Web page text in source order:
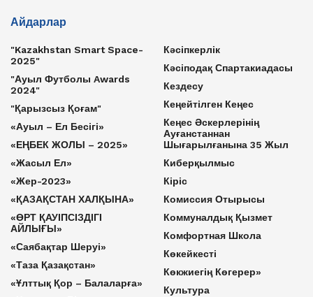
Айдарлар
"Kazakhstan Smart Space-
2025"
"Ауыл Футболы Awards
2024"
"Қарызсыз Қоғам"
«Ауыл – Ел Бесігі»
«ЕҢБЕК ЖОЛЫ – 2025»
«Жасыл Ел»
«Жер-2023»
«ҚАЗАҚСТАН ХАЛҚЫНА»
«ӨРТ ҚАУІПСІЗДІГІ
АЙЛЫҒЫ»
«Саябақтар Шеруі»
«Таза Қазақстан»
«Ұлттық Қор – Балаларға»
Кәсіпкерлік
Кәсіподақ Спартакиадасы
Кездесу
Кеңейтілген Кеңес
Кеңес Әскерлерінің
Ауғанстаннан
Шығарылғанына 35 Жыл
Киберқылмыс
Кіріс
Комиссия Отырысы
Коммуналдық Қызмет
Комфортная Школа
Көкейкесті
Көкжиегің Көгерер»
Культура